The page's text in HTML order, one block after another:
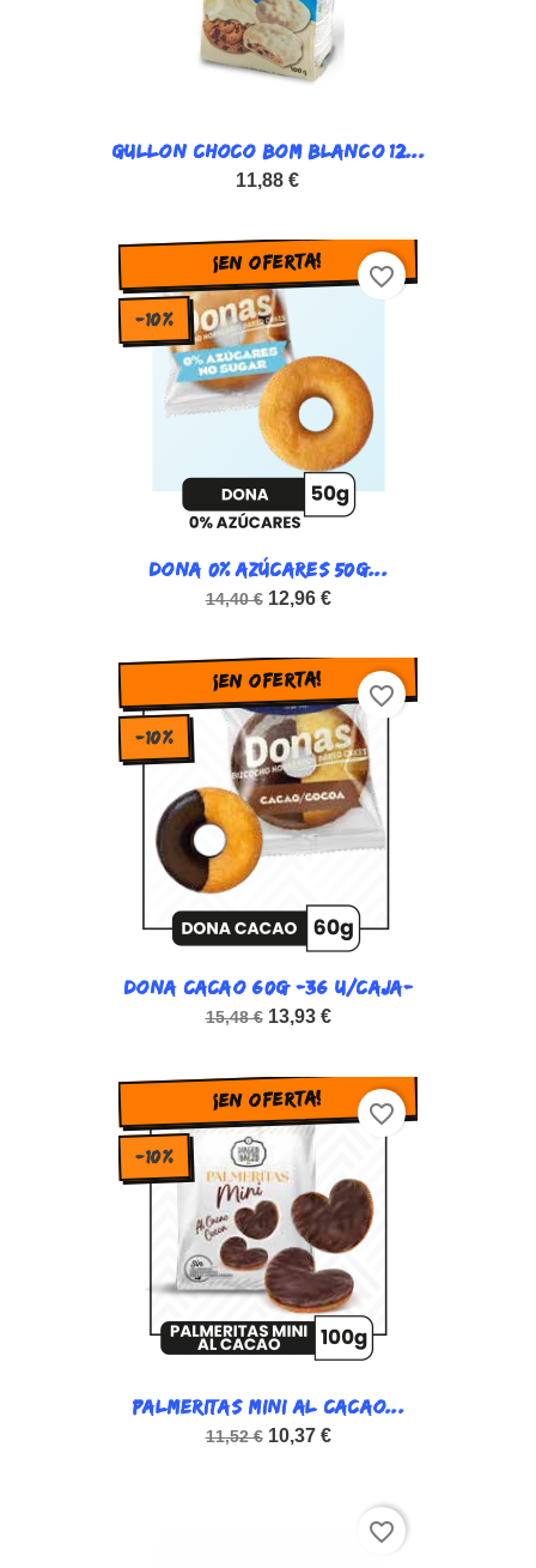
GULLON CHOCO BOM BLANCO 12...
11,88 €
DONA 0% AZÚCARES 50G...
14,40 € 12,96 €
¡EN OFERTA!
-10%
favorite_border
DONA CACAO 60G -36 U/CAJA-
15,48 € 13,93 €
¡EN OFERTA!
-10%
favorite_border
PALMERITAS MINI AL CACAO...
11,52 € 10,37 €
¡EN OFERTA!
-10%
favorite_border
favorite_border